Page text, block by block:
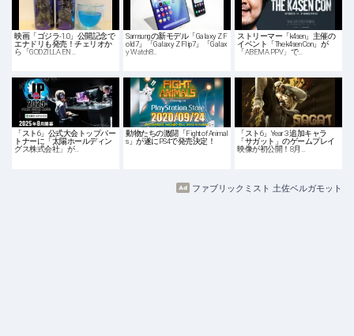
映画「ゴジラ-1.0」公開記念で
エナドリも発売！チェリオか
ら「GODZILLA EN…
Samsungの新モデル「Galaxy Z F
old7」「Galaxy Z Flip7」「Galax
y Watch8…
ストリーマー「k4sen」主催の
イベント「The k4sen Con」が
「ABEMA PPV」で…
「スト6」公式大会トップパー
トナーに「太陽ホールディン
グス株式会社」が…
動物たちの激闘「Fight of Animal
s」が遂にPS4で発売決定！
「スト6」Year 3 追加キャラ
「サガット」のゲームプレイ
映像が初公開！8月…
ファブリックミスト 土佐ベルガモット